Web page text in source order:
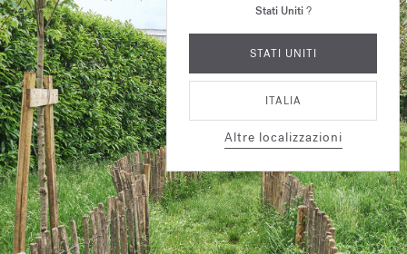
Stati Uniti?
STATI UNITI
ITALIA
Altre localizzazioni